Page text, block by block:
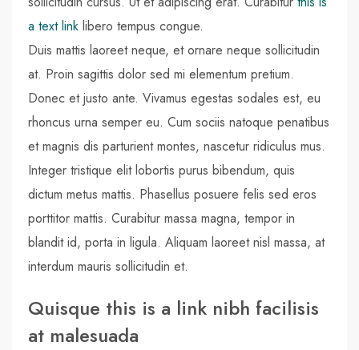
a text link libero tempus congue.
Duis mattis laoreet neque, et ornare neque sollicitudin
at. Proin sagittis dolor sed mi elementum pretium.
Donec et justo ante. Vivamus egestas sodales est, eu
rhoncus urna semper eu. Cum sociis natoque penatibus
et magnis dis parturient montes, nascetur ridiculus mus.
Integer tristique elit lobortis purus bibendum, quis
dictum metus mattis. Phasellus posuere felis sed eros
porttitor mattis. Curabitur massa magna, tempor in
blandit id, porta in ligula. Aliquam laoreet nisl massa, at
interdum mauris sollicitudin et.
Quisque this is a link nibh facilisis
at malesuada